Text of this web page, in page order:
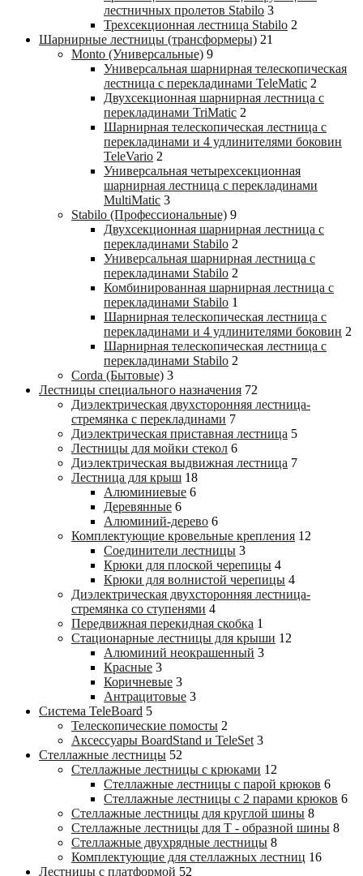
лестничных пролетов Stabilo 3
Трехсекционная лестница Stabilo 2
Шарнирные лестницы (трансформеры) 21
Monto (Универсальные) 9
Универсальная шарнирная телескопическая
лестница с перекладинами TeleMatic 2
Двухсекционная шарнирная лестница с
перекладинами TriMatic 2
Шарнирная телескопическая лестница с
перекладинами и 4 удлинителями боковин
TeleVario 2
Универсальная четырехсекционная
шарнирная лестница с перекладинами
MultiMatic 3
Stabilo (Профессиональные) 9
Двухсекционная шарнирная лестница с
перекладинами Stabilo 2
Универсальная шарнирная лестница с
перекладинами Stabilo 2
Комбинированная шарнирная лестница с
перекладинами Stabilo 1
Шарнирная телескопическая лестница с
перекладинами и 4 удлинителями боковин 2
Шарнирная телескопическая лестница с
перекладинами Stabilo 2
Corda (Бытовые) 3
Лестницы специального назначения 72
Диэлектрическая двухсторонняя лестница-
стремянка с перекладинами 7
Диэлектрическая приставная лестница 5
Лестницы для мойки стекол 6
Диэлектрическая выдвижная лестница 7
Лестница для крыш 18
Алюминиевые 6
Деревянные 6
Алюминий-дерево 6
Комплектующие кровельные крепления 12
Соединители лестницы 3
Крюки для плоской черепицы 4
Крюки для волнистой черепицы 4
Диэлектрическая двухсторонняя лестница-
стремянка со ступенями 4
Передвижная перекидная скобка 1
Стационарные лестницы для крыши 12
Алюминий неокрашенный 3
Красные 3
Коричневые 3
Антрацитовые 3
Система TeleBoard 5
Телескопические помосты 2
Аксессуары BoardStand и TeleSet 3
Стеллажные лестницы 52
Стеллажные лестницы с крюками 12
Стеллажные лестницы с парой крюков 6
Стеллажные лестницы c 2 парами крюков 6
Стеллажные лестницы для круглой шины 8
Стеллажные лестницы для Т - образной шины 8
Стеллажные двухрядные лестницы 8
Комплектующие для стеллажных лестниц 16
Лестницы с платформой 52